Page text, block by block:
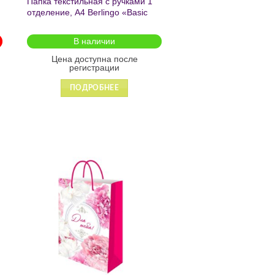
отделение, А4 Berlingo «Basic
на молнии2601
В наличии
Цена доступна после
регистрации
ПОДРОБНЕЕ
Добавить